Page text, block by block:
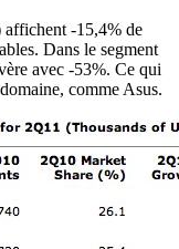
affichent -15,4% de
Dans le segment
avec -53%. Ce qui
comme Asus.